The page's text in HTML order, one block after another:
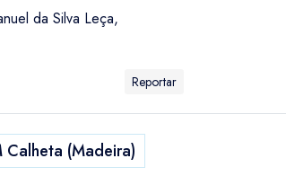
da Silva Leça,
Reportar
Calheta (Madeira)